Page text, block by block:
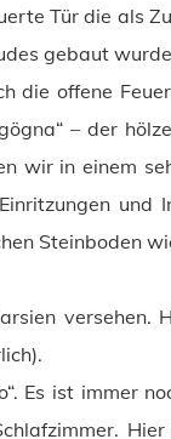
Tür die als
gebaut
die offene
– der
wir in einem
Steinboden
versehen.
Es ist immer